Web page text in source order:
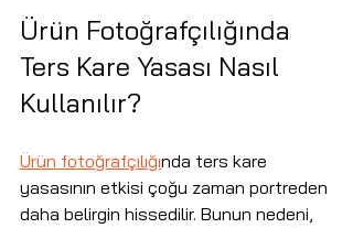
Ürün Fotoğrafçılığında
Ters Kare Yasası Nasıl
Kullanılır?
Ürün fotoğrafçılığında ters kare
yasasının etkisi çoğu zaman portreden
daha belirgin hissedilir. Bunun nedeni,